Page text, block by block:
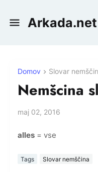
Arkada.net
Domov Slovar
Nemšcina
maj 02, 2016
alles = vse
Tags Slovar nemščina